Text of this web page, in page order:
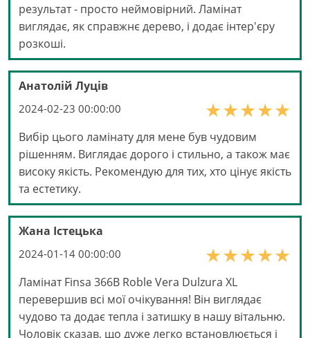
результат - просто неймовірний. Ламінат
виглядає, як справжнє дерево, і додає інтер'єру
розкоші.
Анатолій Луців
2024-02-23 00:00:00
Вибір цього ламінату для мене був чудовим
рішенням. Виглядає дорого і стильно, а також має
високу якість. Рекомендую для тих, хто цінує якість
та естетику.
Жана Істецька
2024-01-14 00:00:00
Ламінат Finsa 366B Roble Vera Dulzura XL
перевершив всі мої очікування! Він виглядає
чудово та додає тепла і затишку в нашу вітальню.
Чоловік сказав, що дуже легко встановлюється і